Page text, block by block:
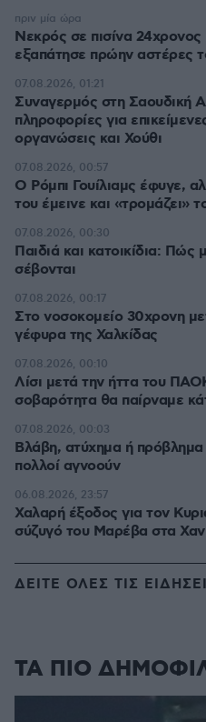
Νεκρός σε πισίνα
εξαπάτησε πρώην αστέρες
πριν μία ώρα
Συναγερμός στη Σαουδική
πληροφορίες για
οργανώσεις και Χούθι
07.08.2026, 01:21
Ο Ρόμπι Γουίλιαμς έφυγε,
του έμεινε και «τρομάζει»
07.08.2026, 00:57
Παιδιά και κατοικίδια: Πώς
σέβονται
07.08.2026, 00:30
Στο νοσοκομείο 30χρονη
γέφυρα της Χαλκίδας
07.08.2026, 00:17
Λίσι μετά την ήττα του
σοβαρότητα θα παίρναμε
07.08.2026, 00:10
Βλάβη, ατύχημα ή
πολλοί αγνοούν
07.08.2026, 00:03
Χαλαρή έξοδος για τον
σύζυγό του Μαρέβα στα
06.08.2026, 23:57
ΔΕΙΤΕ ΟΛΕΣ ΤΙΣ
ΤΑ ΠΙΟ